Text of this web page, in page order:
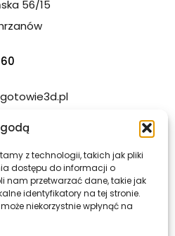
z technologii, takich jak pliki
dostępu do informacji o
nam przetwarzać dane, takie jak
identyfikatory na tej stronie.
niekorzystnie wpłynąć na
56/15